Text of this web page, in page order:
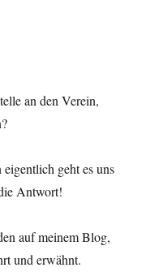
an den Verein,
geht es uns
Antwort!
auf meinem Blog,
und erwähnt.